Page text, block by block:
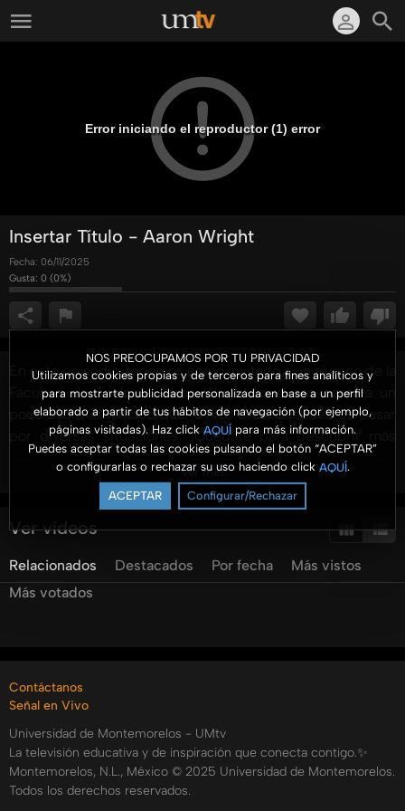
NOS PREOCUPAMOS POR TU PRIVACIDAD
Utilizamos cookies propias y de terceros para fines analíticos y
para mostrarte publicidad personalizada en base a un perfil
elaborado a partir de tus hábitos de navegación (por ejemplo,
páginas visitadas). Haz click AQUÍ para más información.
Puedes aceptar todas las cookies pulsando el botón “ACEPTAR”
o configurarlas o rechazar su uso haciendo click AQUÍ.
ACEPTAR Configurar/Rechazar
Error iniciando el reproductor (1) error
Insertar Título - Aaron Wright
Fecha: 06/11/2025
Gusta: 0 (0%)
En este episodio, tenemos como invitado a un alumno de la
Facultad de Teología Aaron Wright, que nos contara un
poco sobre el llamado que le hizo Dios, después de pasar
por diversas situaciones. ¡Quédate para descubrir más
sobre este tema tan interesante! ????✨ ???? Suscríbete
para más episodios inspiradores y compártelo con alguien
que pueda necesitarlo.
programas de Insertar Título por:
Google podcast:
sa=X&ved=2ahUKEwiI2L-
zmsqFAxWqj2oFHRJaAc4Q9sEGegQIARAD&hl=es
Categorías:
Ver más
Ver vídeos
Relacionados Destacados Por fecha
Más vistos
Más votados
Contáctanos
Señal en Vivo
Universidad de Montemorelos - UMtv
La televisión educativa y de inspiración que conecta contigo.✨
Montemorelos, N.L., México © 2025 Universidad de Montemorelos.
Todos los derechos reservados.